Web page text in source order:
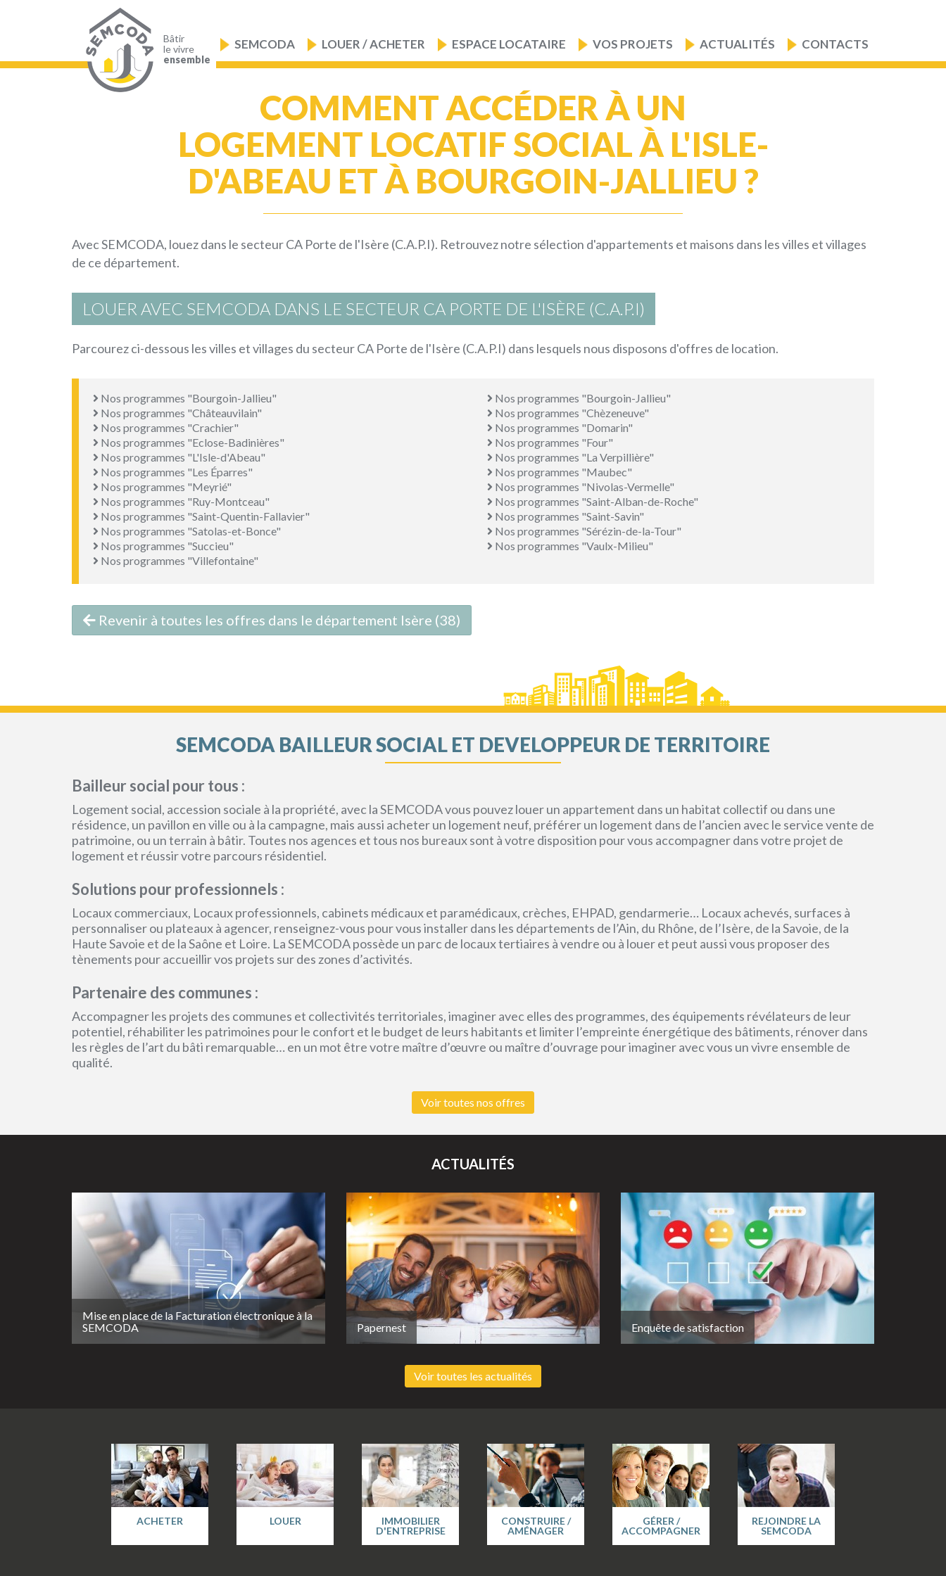
Bâtir
le vivre
ensemble
principale
SEMCODA LOUER / ACHETER ESPACE LOCATAIRE VOS PROJETS ACTUALITÉS CONTACTS
COMMENT ACCÉDER À UN
LOGEMENT LOCATIF SOCIAL À L'ISLE-
D'ABEAU ET À BOURGOIN-JALLIEU ?
Avec SEMCODA, louez dans le secteur CA Porte de l'Isère (C.A.P.I). Retrouvez notre sélection d'appartements et maisons dans les villes et villages
de ce département.
LOUER AVEC SEMCODA DANS LE SECTEUR CA PORTE DE L'ISÈRE (C.A.P.I)
Parcourez ci-dessous les villes et villages du secteur CA Porte de l'Isère (C.A.P.I) dans lesquels nous disposons d'offres de location.
Nos programmes "Bourgoin-Jallieu"
Nos programmes "Bourgoin-Jallieu"
Nos programmes "Châteauvilain"
Nos programmes "Chèzeneuve"
Nos programmes "Crachier"
Nos programmes "Domarin"
Nos programmes "Eclose-Badinières"
Nos programmes "Four"
Nos programmes "L'Isle-d'Abeau"
Nos programmes "La Verpillière"
Nos programmes "Les Éparres"
Nos programmes "Maubec"
Nos programmes "Meyrié"
Nos programmes "Nivolas-Vermelle"
Nos programmes "Ruy-Montceau"
Nos programmes "Saint-Alban-de-Roche"
Nos programmes "Saint-Quentin-Fallavier"
Nos programmes "Saint-Savin"
Nos programmes "Satolas-et-Bonce"
Nos programmes "Sérézin-de-la-Tour"
Nos programmes "Succieu"
Nos programmes "Vaulx-Milieu"
Nos programmes "Villefontaine"
Revenir à toutes les offres dans le département Isère (38)
SEMCODA BAILLEUR SOCIAL ET DEVELOPPEUR DE TERRITOIRE
Bailleur social pour tous :
Logement social, accession sociale à la propriété, avec la SEMCODA vous pouvez louer un appartement dans un habitat collectif ou dans une
résidence, un pavillon en ville ou à la campagne, mais aussi acheter un logement neuf, préférer un logement dans de l’ancien avec le service vente de
patrimoine, ou un terrain à bâtir. Toutes nos agences et tous nos bureaux sont à votre disposition pour vous accompagner dans votre projet de
logement et réussir votre parcours résidentiel.
Solutions pour professionnels :
Locaux commerciaux, Locaux professionnels, cabinets médicaux et paramédicaux, crèches, EHPAD, gendarmerie… Locaux achevés, surfaces à
personnaliser ou plateaux à agencer, renseignez-vous pour vous installer dans les départements de l’Ain, du Rhône, de l’Isère, de la Savoie, de la
Haute Savoie et de la Saône et Loire. La SEMCODA possède un parc de locaux tertiaires à vendre ou à louer et peut aussi vous proposer des
tènements pour accueillir vos projets sur des zones d’activités.
Partenaire des communes :
Accompagner les projets des communes et collectivités territoriales, imaginer avec elles des programmes, des équipements révélateurs de leur
potentiel, réhabiliter les patrimoines pour le confort et le budget de leurs habitants et limiter l’empreinte énergétique des bâtiments, rénover dans
les règles de l’art du bâti remarquable… en un mot être votre maître d’œuvre ou maître d’ouvrage pour imaginer avec vous un vivre ensemble de
qualité.
Voir toutes nos offres
ACTUALITÉS
Mise en place de la Facturation électronique à la
SEMCODA
Papernest Enquête de satisfaction
Voir toutes les actualités
ACHETER LOUER
IMMOBILIER
D'ENTREPRISE
CONSTRUIRE /
AMÉNAGER
GÉRER /
ACCOMPAGNER
REJOINDRE LA
SEMCODA